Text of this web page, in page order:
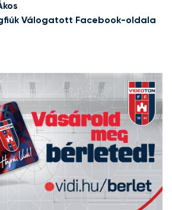
Válogatott Facebook-oldala